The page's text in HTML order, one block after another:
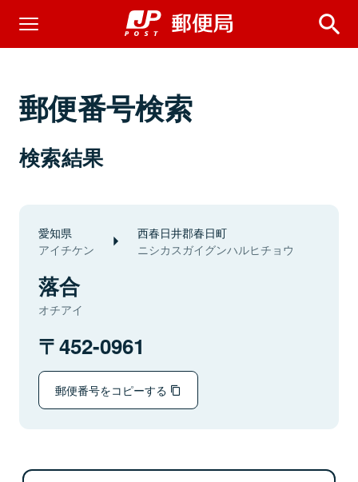
郵便番号検索
検索結果
愛知県
アイチケン
西春日井郡春日町
ニシカスガイグンハルヒチョウ
落合
オチアイ
452-0961
郵便番号をコピーする